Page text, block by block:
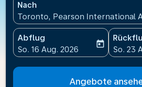
Nach
Toronto, Pearson International
Abflug
fc-booking-departure-date-
So. 16 Aug. 2026
today
fc-
So. 23
Angebote